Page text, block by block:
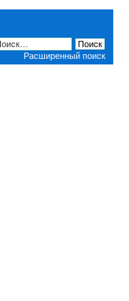
Расширенный поиск